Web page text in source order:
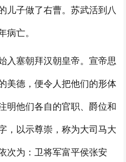
儿子做了右曹。苏武活到八
病亡。
入塞朝拜汉朝皇帝。宣帝思
美德，便令人把他们的形体
明他们各自的官职、爵位和
，以示尊崇，称为大司马大
次为：卫将军富平侯张安